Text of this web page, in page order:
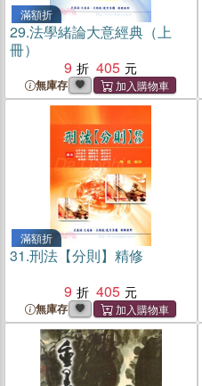
滿額折
29.法學緒論大意經典（上
冊）
9
405
無庫存
滿額折
31.刑法【分則】精修
9
405
無庫存